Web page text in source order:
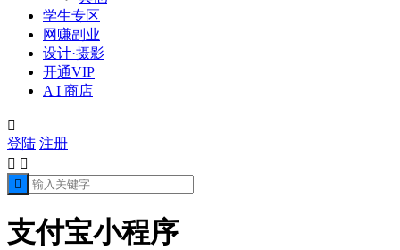
学生专区
网赚副业
设计·摄影
开通VIP
A I 商店

登陆 注册
 

支付宝小程序